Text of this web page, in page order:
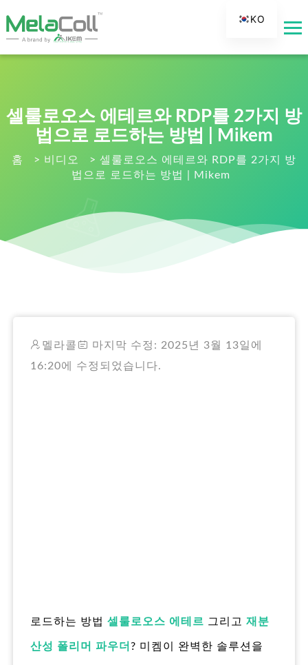
셀룰로오스 에테르와 RDP를 2가지 방
법으로 로드하는 방법 | Mikem
홈 > 비디오 > 셀룰로오스 에테르와 RDP를 2가지 방
법으로 로드하는 방법 | Mikem
멜라콜
마지막 수정: 2025년 3월 13일에
16:20에 수정되었습니다.
로드하는 방법 셀룰로오스 에테르 그리고 재분
산성 폴리머 파우더 ? 미켐이 완벽한 솔루션을
KO
ES
FR
RU
FI